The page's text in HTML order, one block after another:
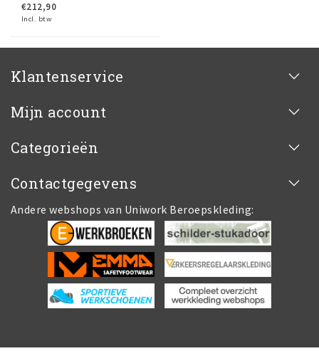
€212,90
Incl. btw
Klantenservice
Mijn account
Categorieën
Contactgegevens
Andere webshops van Uniwork Beroepskleding: